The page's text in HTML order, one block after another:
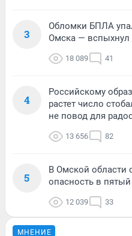
3
Обломки БПЛА
Омска — вспыхнул
18 089 41
4
Российскому
растет число
не повод для
13 656 82
5
В Омской области
опасность в пятый
12 039 33
МНЕНИЕ